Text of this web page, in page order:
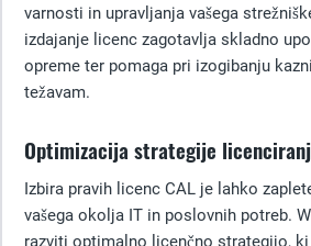
varnosti in upravljanja vašega
izdajanje licenc zagotavlja skladno
opreme ter pomaga pri izogibanju
težavam.
Optimizacija strategije
Izbira pravih licenc CAL je lahko
vašega okolja IT in poslovnih potreb.
razviti optimalno licenčno strategijo,